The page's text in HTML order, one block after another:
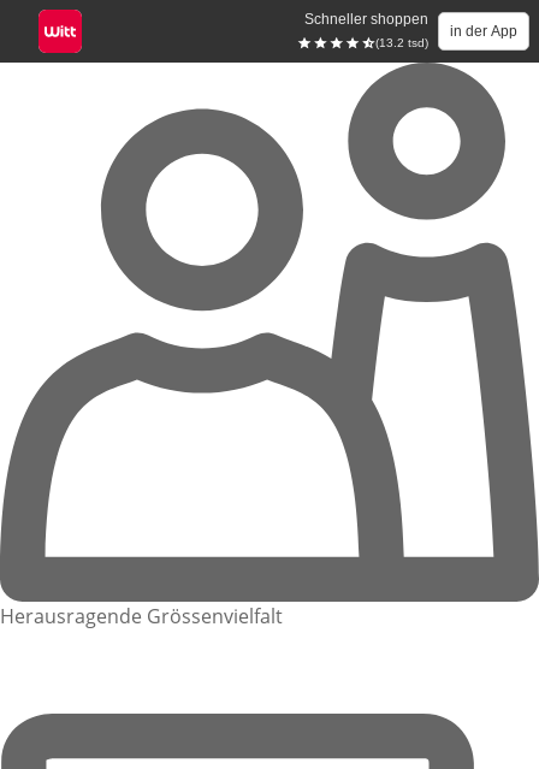
Schneller shoppen
(13.2 tsd)
in der App
Herausragende Grössenvielfalt